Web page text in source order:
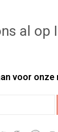
al op
voor